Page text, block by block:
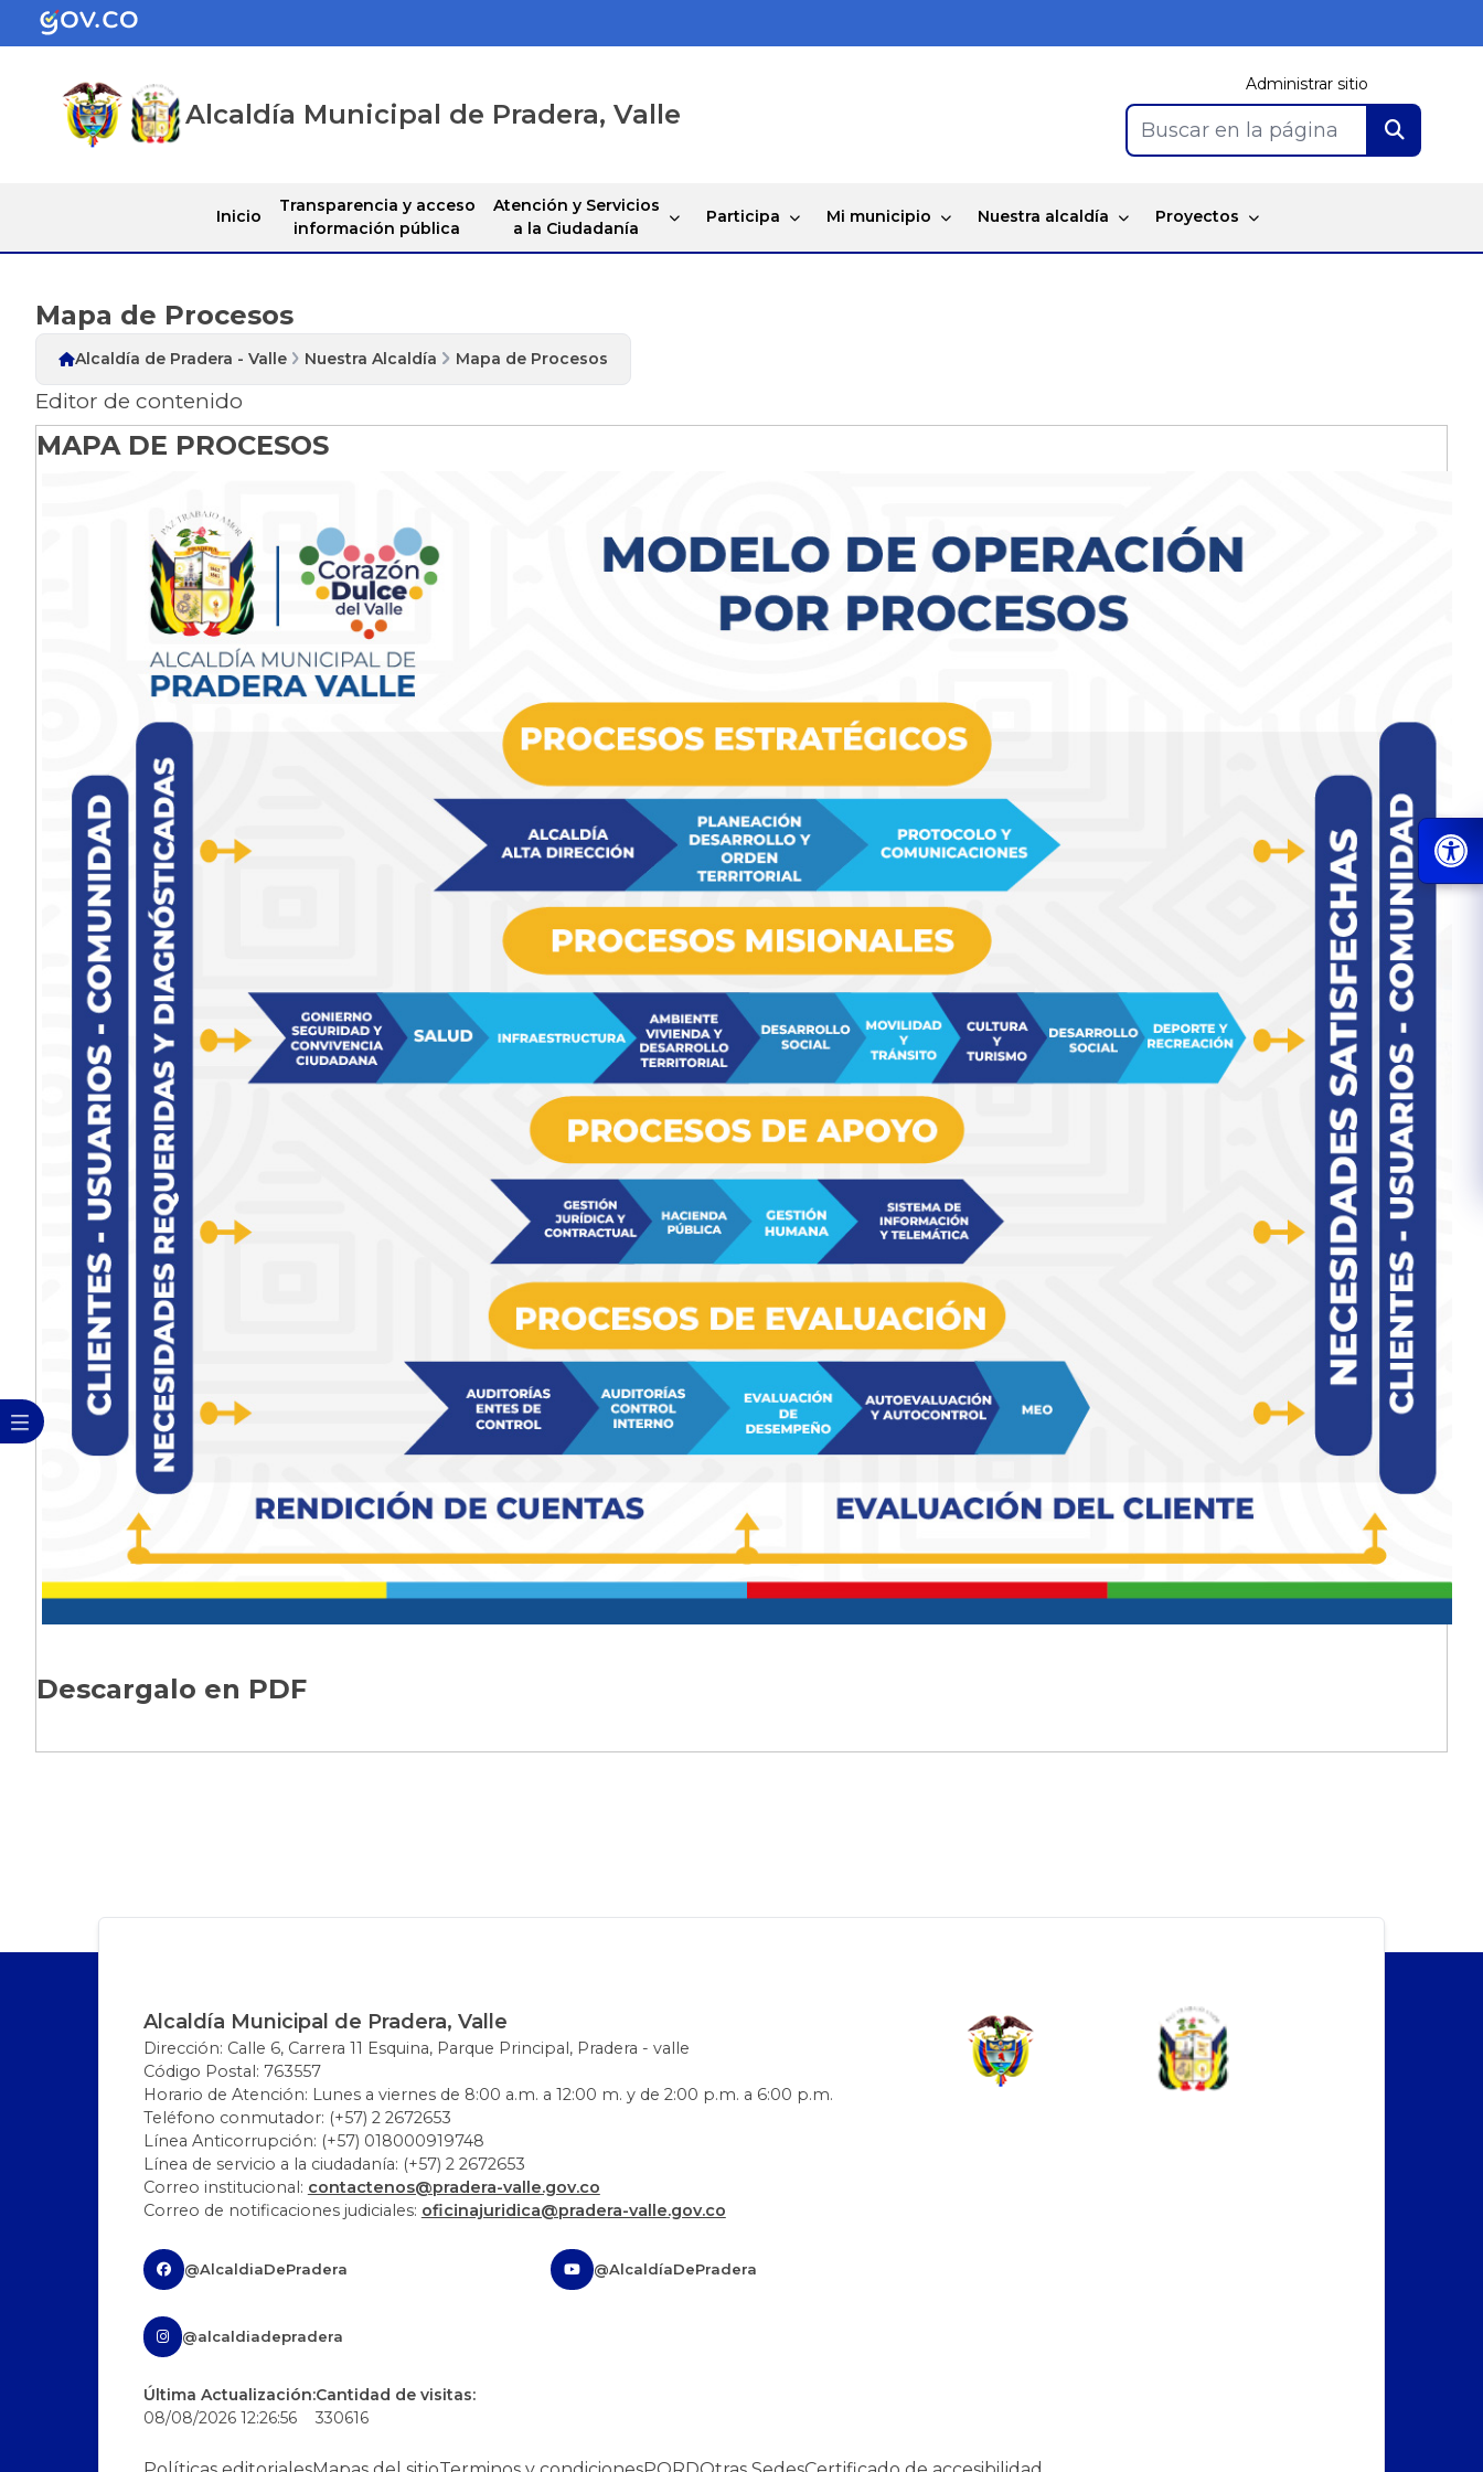
Alcaldía Municipal de Pradera, Valle
Administrar sitio
Buscar en la página
Inicio
Transparencia y acceso
información pública
Atención y Servicios
a la Ciudadanía
Participa Mi municipio Nuestra alcaldía Proyectos
Mapa de Procesos
Alcaldía de Pradera - Valle Nuestra Alcaldía Mapa de Procesos
Editor de contenido
MAPA DE PROCESOS
Descargalo en PDF​​
Alcaldía Municipal de Pradera, Valle
Dirección: Calle 6, Carrera 11 Esquina, Parque Principal, Pradera - valle
Código Postal: 763557
Horario de Atención: Lunes a viernes de 8:00 a.m. a 12:00 m. y de 2:00 p.m. a 6:00 p.m.
Teléfono conmutador: (+57) 2 2672653
Línea Anticorrupción: (+57) 018000919748
Línea de servicio a la ciudadanía: (+57) 2 2672653
Correo institucional: contactenos@pradera-valle.gov.co
Correo de notificaciones judiciales: oficinajuridica@pradera-valle.gov.co
@AlcaldiaDePradera @AlcaldíaDePradera
@alcaldiadepradera
Última Actualización:
08/08/2026 12:26:56
Cantidad de visitas:
330616